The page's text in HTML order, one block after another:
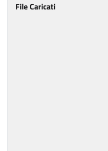
File Caricati